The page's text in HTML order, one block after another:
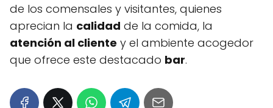
de los comensales y visitantes, quienes
aprecian la calidad de la comida, la
atención al cliente y el ambiente acogedor
que ofrece este destacado bar.